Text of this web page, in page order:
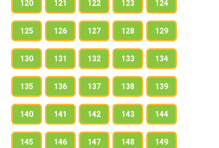
120 121 122 123 124
125 126 127 128 129
130 131 132 133 134
135 136 137 138 139
140 141 142 143 144
145 146 147 148 149